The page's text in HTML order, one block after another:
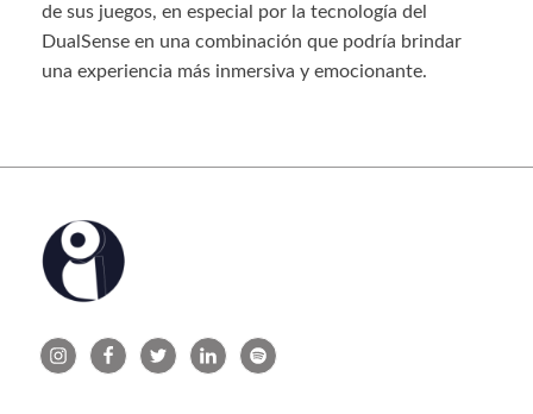
de sus juegos, en especial por la tecnología del
DualSense en una combinación que podría brindar
una experiencia más inmersiva y emocionante.